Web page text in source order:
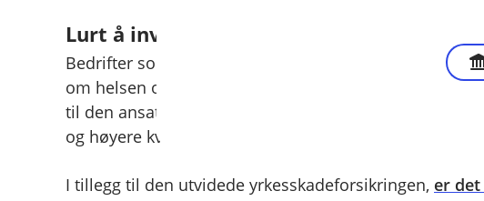
Lurt å investere i gode forsikringer
Bedrifter som investerer i gode forsikringer til sine
om helsen og sikkerheten deres. Det kan være med å
til den ansatte. I tillegg kan det også føre til økt
og høyere kvalitet på arbeidet som utføres.
I tillegg til den utvidede yrkesskadeforsikringen, er